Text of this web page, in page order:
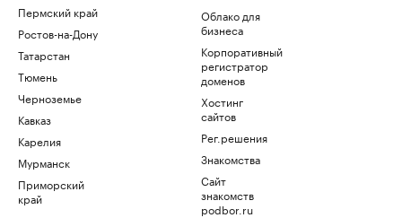
Пермский край
Ростов-на-Дону
Татарстан
Тюмень
Черноземье
Кавказ
Карелия
Мурманск
Приморский
край
Облако для
бизнеса
Корпоративный
регистратор
доменов
Хостинг
сайтов
Рег.решения
Знакомства
Сайт
знакомств
podbor.ru